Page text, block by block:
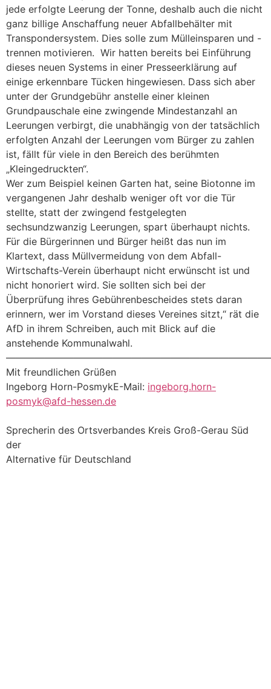
jede erfolgte Leerung der Tonne, deshalb auch die nicht
ganz billige Anschaffung neuer Abfallbehälter mit
Transpondersystem. Dies solle zum Mülleinsparen und -
trennen motivieren. Wir hatten bereits bei Einführung
dieses neuen Systems in einer Presseerklärung auf
einige erkennbare Tücken hingewiesen. Dass sich aber
unter der Grundgebühr anstelle einer kleinen
Grundpauschale eine zwingende Mindestanzahl an
Leerungen verbirgt, die unabhängig von der tatsächlich
erfolgten Anzahl der Leerungen vom Bürger zu zahlen
ist, fällt für viele in den Bereich des berühmten
„Kleingedruckten“.
Wer zum Beispiel keinen Garten hat, seine Biotonne im
vergangenen Jahr deshalb weniger oft vor die Tür
stellte, statt der zwingend festgelegten
sechsundzwanzig Leerungen, spart überhaupt nichts.
Für die Bürgerinnen und Bürger heißt das nun im
Klartext, dass Müllvermeidung von dem Abfall-
Wirtschafts-Verein überhaupt nicht erwünscht ist und
nicht honoriert wird. Sie sollten sich bei der
Überprüfung ihres Gebührenbescheides stets daran
erinnern, wer im Vorstand dieses Vereines sitzt,“ rät die
AfD in ihrem Schreiben, auch mit Blick auf die
anstehende Kommunalwahl.
Mit freundlichen Grüßen
Ingeborg Horn-PosmykE-Mail: ingeborg.horn-
posmyk@afd-hessen.de
Sprecherin des Ortsverbandes Kreis Groß-Gerau Süd
der
Alternative für Deutschland